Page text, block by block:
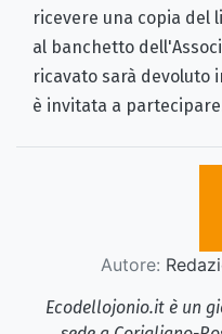
ricevere una copia del
al banchetto
ricavato sarà devoluto
è invitata a
Autore:
Ecodellojonio.it è un